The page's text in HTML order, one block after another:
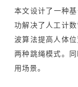
本文设计了一种
功解决了人工计
波算法提高人体
两种跳绳模式。
用场景。